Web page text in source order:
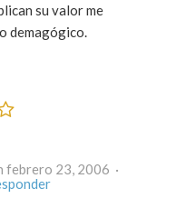
su valor me
demagógico.
Filosofando en febrero 23, 2006 ·